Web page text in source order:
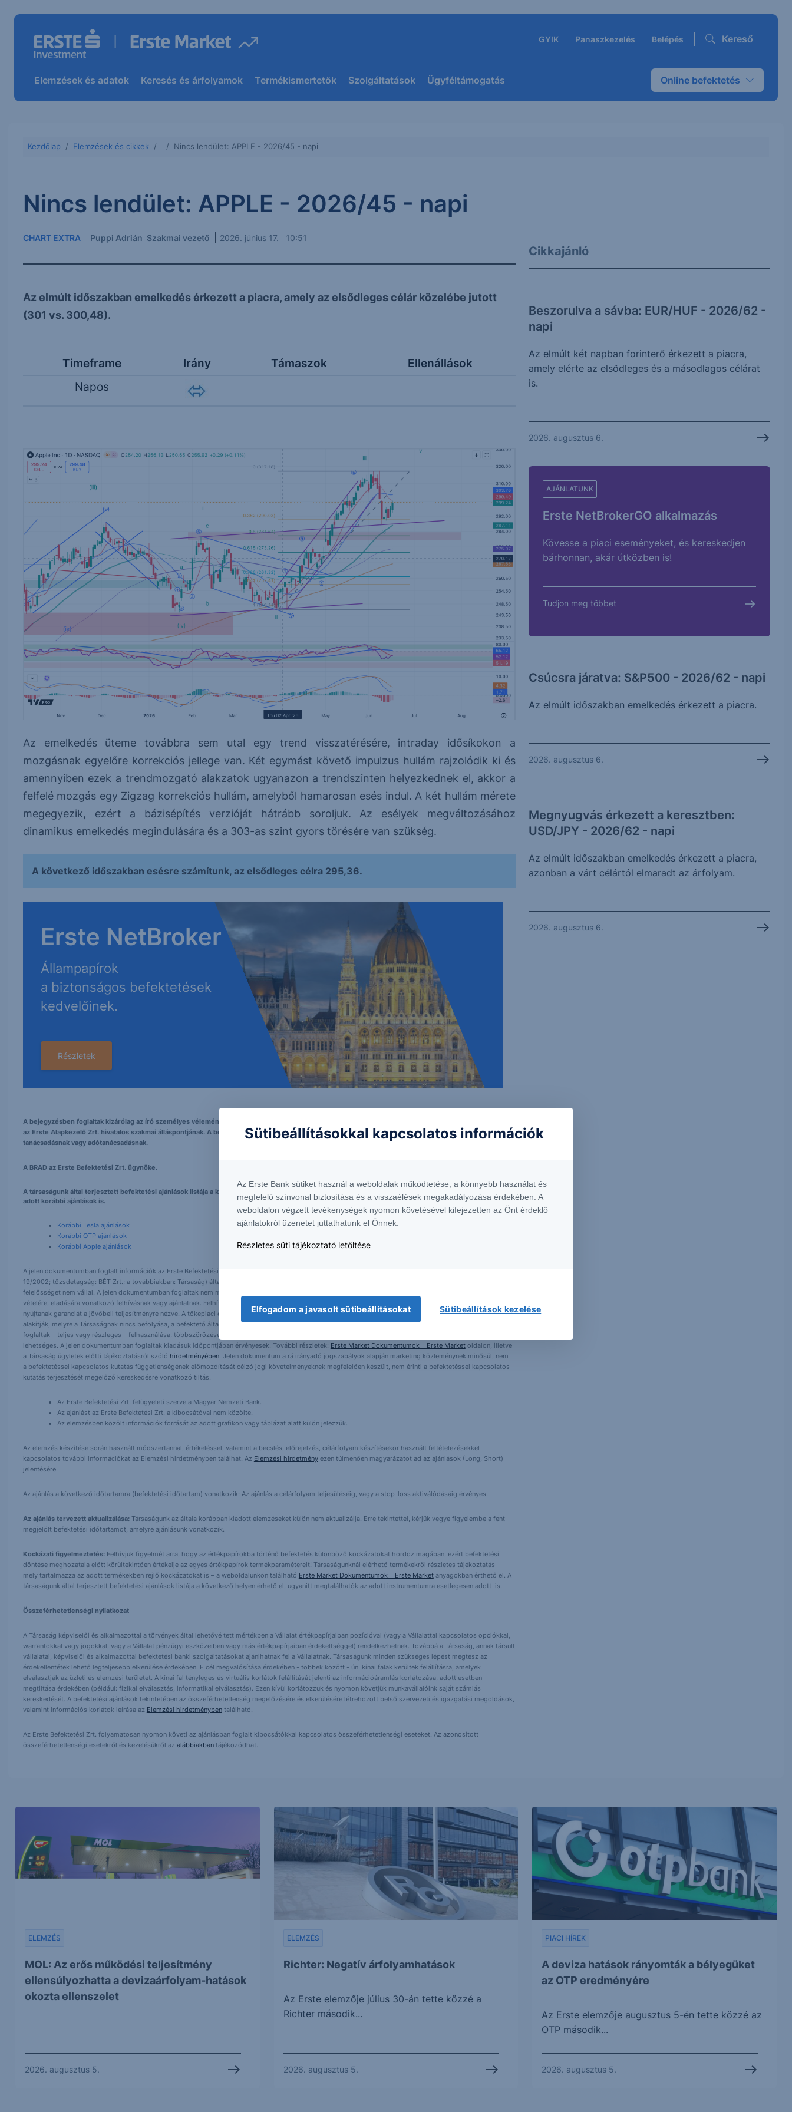
GYIK Panaszkezelés Belépés Kereső
Elemzések és adatok Keresés és árfolyamok Termékismertetők Szolgáltatások Ügyféltámogatás Online befektetés
Kezdőlap Elemzések és cikkek Nincs lendület: APPLE - 2026/45 - napi
Nincs lendület: APPLE - 2026/45 - napi
CHART EXTRA Puppi Adrián Szakmai vezető 2026. június 17. 10:51
Az elmúlt időszakban emelkedés érkezett a piacra, amely az elsődleges célár közelébe jutott
(301 vs. 300,48).
Timeframe Irány Támaszok
Ellenállások
Napos
Az emelkedés üteme továbbra sem utal egy trend visszatérésére, intraday idősíkokon a
mozgásnak egyelőre korrekciós jellege van. Két egymást követő impulzus hullám rajzolódik ki és
amennyiben ezek a trendmozgató alakzatok ugyanazon a trendszinten helyezkednek el, akkor a
felfelé mozgás egy Zigzag korrekciós hullám, amelyből hamarosan esés indul. A két hullám mérete
megegyezik, ezért a bázisépítés verzióját hátrább soroljuk. Az esélyek megváltozásához
dinamikus emelkedés megindulására és a 303-as szint gyors törésére van szükség.
A következő időszakban esésre számítunk, az elsődleges célra 295,36.
Erste NetBroker
Állampapírok
a biztonságos befektetések
kedvelőinek.
Részletek
A bejegyzésben foglaltak kizárólag az író személyes véleményét tükrözik és nem tekinthetőek az Erste Bank Hungary Zrt., az Erste Befektetési Zrt. vagy
az Erste Alapkezelő Zrt. hivatalos szakmai álláspontjának. A bejegyzés tartalma nem minősül befektetési ajánlatnak, ajánlattételi felhívásnak, befektetési
tanácsadásnak vagy adótanácsadásnak.
A BRAD az Erste Befektetési Zrt. ügynöke.
A társaságunk által terjesztett befektetési ajánlások listája a következő helyen érhető el, ugyanitt megtalálható az adott intstrumentumra esetlegesen
adott korábbi ajánlások is.
Korábbi Tesla ajánlások
Korábbi OTP ajánlások
Korábbi Apple ajánlások
A jelen dokumentumban foglalt információk az Erste Befektetési Zrt. (székhely: 1138 Budapest, Népfürdő u. 24-26.; tev. eng. szám: E-III/324/2008 és III/75.005-
19/2002; tőzsdetagság: BÉT Zrt.; a továbbiakban: Társaság) által hitelesnek tartott forrásokon alapulnak, de azokért a Társaság szavatosságot vagy
felelősséget nem vállal. A jelen dokumentumban foglaltak nem minősíthetők befektetésre való ösztönzésnek, befektetési tanácsadásnak, értékpapír jegyzésére,
vételére, eladására vonatkozó felhívásnak vagy ajánlatnak. Felhívjuk szíves figyelmét arra, hogy a múltbeli teljesítmények, illetve jövőbeli becslések nem
nyújtanak garanciát a jövőbeli teljesítményre nézve. A tőkepiaci és makrogazdasági helyzetet, a befektetések és azok hozamai alakulását olyan tényezők
alakítják, melyre a Társaságnak nincs befolyása, a befektető által hozott döntés következményei a Társaságra nem háríthatók át. A jelen dokumentumban
foglaltak – teljes vagy részleges – felhasználása, többszörözése, publikálása, átdolgozása, terjesztése kizárólag a Társaság előzetes írásos engedélyével
lehetséges. A jelen dokumentumban foglaltak kiadásuk időpontjában érvényesek. További részletek: Erste Market Dokumentumok – Erste Marketoldalon, illetve
a Társaság ügyletek előtti tájékoztatásról szóló hirdetményében. Jelen dokumentum a rá irányadó jogszabályok alapján marketing közleménynek minősül, nem
a befektetéssel kapcsolatos kutatás függetlenségének előmozdítását célzó jogi követelményeknek megfelelően készült, nem érinti a befektetéssel kapcsolatos
kutatás terjesztését megelőző kereskedésre vonatkozó tiltás.
Az Erste Befektetési Zrt. felügyeleti szerve a Magyar Nemzeti Bank.
Az ajánlást az Erste Befektetési Zrt. a kibocsátóval nem közölte.
Az elemzésben közölt információk forrását az adott grafikon vagy táblázat alatt külön jelezzük.
Az elemzés készítése során használt módszertannal, értékeléssel, valamint a becslés, előrejelzés, célárfolyam készítésekor használt feltételezésekkel
kapcsolatos további információkat az Elemzési hirdetményben találhat. Az Elemzési hirdetményezen túlmenően magyarázatot ad az ajánlások (Long, Short)
jelentésére.
Az ajánlás a következő időtartamra (befektetési időtartam) vonatkozik: Az ajánlás a célárfolyam teljesüléséig, vagy a stop-loss aktiválódásáig érvényes.
Az ajánlás tervezett aktualizálása:Társaságunk az általa korábban kiadott elemzéseket külön nem aktualizálja. Erre tekintettel, kérjük vegye figyelembe a fent
megjelölt befektetési időtartamot, amelyre ajánlásunk vonatkozik.
Kockázati figyelmeztetés:Felhívjuk figyelmét arra, hogy az értékpapírokba történő befektetés különböző kockázatokat hordoz magában, ezért befektetési
döntése meghozatala előtt körültekintően értékelje az egyes értékpapírok termékparamétereit! Társaságunknál elérhető termékekről részletes tájékoztatás –
mely tartalmazza az adott termékekben rejlő kockázatokat is – a weboldalunkon található Erste Market Dokumentumok – Erste Marketanyagokban érthető el. A
társaságunk által terjesztett befektetési ajánlások listája a következő helyen érhető el, ugyanitt megtalálhatók az adott instrumentumra esetlegesen adott is.
Összeférhetetlenségi nyilatkozat
A Társaság képviselői és alkalmazottai a törvények által lehetővé tett mértékben a Vállalat értékpapírjaiban pozícióval (vagy a Vállalattal kapcsolatos opciókkal,
warrantokkal vagy jogokkal, vagy a Vállalat pénzügyi eszközeiben vagy más értékpapírjaiban érdekeltséggel) rendelkezhetnek. Továbbá a Társaság, annak társult
vállalatai, képviselői és alkalmazottai befektetési banki szolgáltatásokat ajánlhatnak fel a Vállalatnak. Társaságunk minden szükséges lépést megtesz az
érdekellentétek lehető legteljesebb elkerülése érdekében. E cél megvalósítása érdekében - többek között - ún. kínai falak kerültek felállításra, amelyek
elválasztják az üzleti és elemzési területet. A kínai fal tényleges és virtuális korlátok felállítását jelenti az információáramlás korlátozása, adott esetben
megtiltása érdekében (például: fizikai elválasztás, informatikai elválasztás). Ezen kívül korlátozzuk és nyomon követjük munkavállalóink saját számlás
kereskedését. A befektetési ajánlások tekintetében az összeférhetetlenség megelőzésére és elkerülésére létrehozott belső szervezeti és igazgatási megoldások,
valamint információs korlátok leírása az Elemzési hirdetménybentalálható.
Az Erste Befektetési Zrt. folyamatosan nyomon követi az ajánlásban foglalt kibocsátókkal kapcsolatos összeférhetetlenségi eseteket. Az azonosított
összeférhetetlenségi esetekről és kezelésükről az alábbiakbantájékozódhat.
Cikkajánló
Beszorulva a sávba: EUR/HUF - 2026/62 -
napi
Az elmúlt két napban forinterő érkezett a piacra,
amely elérte az elsődleges és a másodlagos célárat
is.
2026. augusztus 6.
AJÁNLATUNK
Erste NetBrokerGO alkalmazás
Kövesse a piaci eseményeket, és kereskedjen
bárhonnan, akár útközben is!
Tudjon meg többet
Csúcsra járatva: S&P500 - 2026/62 - napi
Az elmúlt időszakban emelkedés érkezett a piacra.
2026. augusztus 6.
Megnyugvás érkezett a keresztben:
USD/JPY - 2026/62 - napi
Az elmúlt időszakban emelkedés érkezett a piacra,
azonban a várt célártól elmaradt az árfolyam.
2026. augusztus 6.
MOL: Az erős működési teljesítmény
ellensúlyozhatta a devizaárfolyam-hatások
okozta ellenszelet
ELEMZÉS
2026. augusztus 5.
Richter: Negatív árfolyamhatások
ELEMZÉS
Az Erste elemzője július 30-án tette közzé a
Richter második...
2026. augusztus 5.
A deviza hatások rányomták a bélyegüket
az OTP eredményére
PIACI HÍREK
Az Erste elemzője augusztus 5-én tette közzé az
OTP második...
2026. augusztus 5.
Sütibeállításokkal kapcsolatos információk
Az Erste Bank sütiket használ a weboldalak működtetése, a könnyebb használat és
megfelelő színvonal biztosítása és a visszaélések megakadályozása érdekében. A
weboldalon végzett tevékenységek nyomon követésével kifejezetten az Önt érdeklő
ajánlatokról üzenetet juttathatunk el Önnek.
Részletes süti tájékoztató letöltése
Elfogadom a javasolt sütibeállításokat Sütibeállítások kezelése